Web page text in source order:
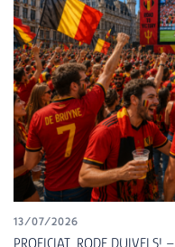
13/07/2026
PROFICIAT, RODE DUIVELS!